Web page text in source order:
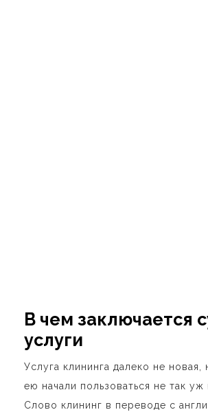
В чем заключается
услуги
Услуга клининга далеко не
ею начали пользоваться не так уж
Слово клининг в переводе с